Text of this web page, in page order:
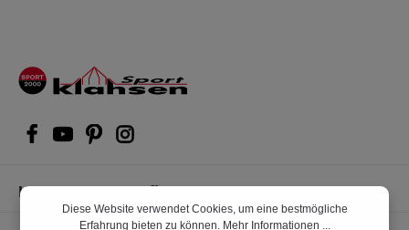
Kompetente Kaufberatung
Diese Website verwendet Cookies, um eine bestmögliche
Erfahrung bieten zu können. Mehr Informationen ...